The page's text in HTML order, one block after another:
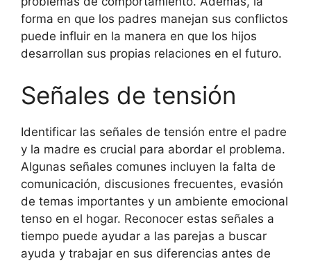
forma en que los padres manejan sus conflictos
puede influir en la manera en que los hijos
desarrollan sus propias relaciones en el futuro.
Señales de tensión
Identificar las señales de tensión entre el padre
y la madre es crucial para abordar el problema.
Algunas señales comunes incluyen la falta de
comunicación, discusiones frecuentes, evasión
de temas importantes y un ambiente emocional
tenso en el hogar. Reconocer estas señales a
tiempo puede ayudar a las parejas a buscar
ayuda y trabajar en sus diferencias antes de